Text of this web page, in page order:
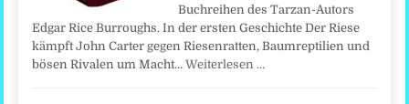
Buchreihen des Tarzan-Autors
Edgar Rice Burroughs. In der ersten Geschichte Der Riese
kämpft John Carter gegen Riesenratten, Baumreptilien und
bösen Rivalen um Macht…Weiterlesen …